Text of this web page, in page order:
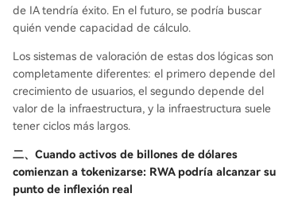
de IA tendría éxito. En el futuro, se podría buscar
quién vende capacidad de cálculo.
Los sistemas de valoración de estas dos lógicas son
completamente diferentes: el primero depende del
crecimiento de usuarios, el segundo depende del
valor de la infraestructura, y la infraestructura suele
tener ciclos más largos.
二、 Cuando activos de billones de dólares
comienzan a tokenizarse: RWA podría alcanzar su
punto de inflexión real